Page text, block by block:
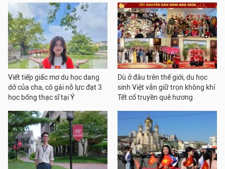
Viết tiếp giấc mơ du học dang
dở của cha, cô gái nỗ lực đạt 3
học bổng thạc sĩ tại Ý
Dù ở đâu trên thế giới, du học
sinh Việt vẫn giữ trọn không khí
Tết cổ truyền quê hương